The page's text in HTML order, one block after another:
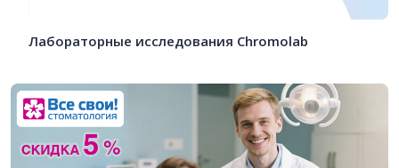
Лабораторные исследования Chromolab